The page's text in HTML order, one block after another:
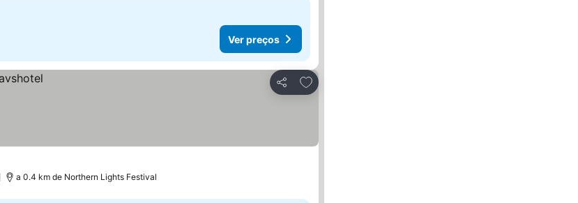
Ver preços
Partilhar
Adicionar aos favoritos
a 0.4 km de Northern Lights Festival